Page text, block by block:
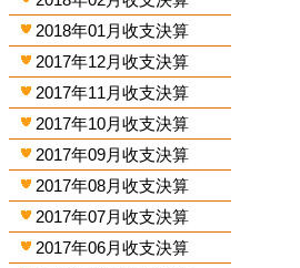
2018年01月收支決算
2017年12月收支決算
2017年11月收支決算
2017年10月收支決算
2017年09月收支決算
2017年08月收支決算
2017年07月收支決算
2017年06月收支決算